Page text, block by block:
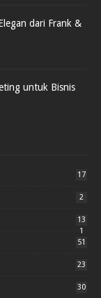
dari Frank &
untuk Bisnis
17
2
13
1
51
23
30